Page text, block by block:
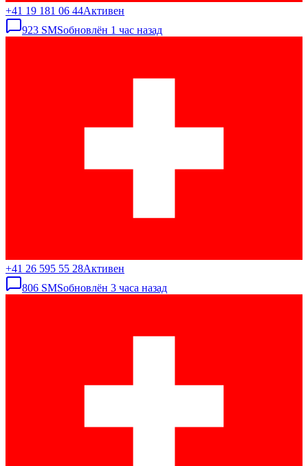
+41 19 181 06 44Активен
923 SMSобновлён 1 час назад
+41 26 595 55 28Активен
806 SMSобновлён 3 часа назад